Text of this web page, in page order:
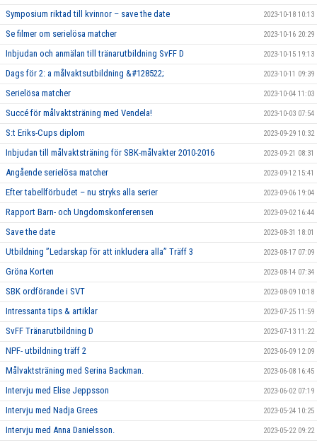
Symposium riktad till kvinnor – save the date 2023-10-18 10:13
Se filmer om serielösa matcher 2023-10-16 20:29
Inbjudan och anmälan till tränarutbildning SvFF D 2023-10-15 19:13
Dags för 2: a målvaktsutbildning &#128522; 2023-10-11 09:39
Serielösa matcher 2023-10-04 11:03
Succé för målvaktsträning med Vendela! 2023-10-03 07:54
S:t Eriks-Cups diplom 2023-09-29 10:32
Inbjudan till målvaktsträning för SBK-målvakter 2010-2016 2023-09-21 08:31
Angående serielösa matcher 2023-09-12 15:41
Efter tabellförbudet – nu stryks alla serier 2023-09-06 19:04
Rapport Barn- och Ungdomskonferensen 2023-09-02 16:44
Save the date 2023-08-31 18:01
Utbildning ”Ledarskap för att inkludera alla” Träff 3 2023-08-17 07:09
Gröna Korten 2023-08-14 07:34
SBK ordförande i SVT 2023-08-09 10:18
Intressanta tips & artiklar 2023-07-25 11:59
SvFF Tränarutbildning D 2023-07-13 11:22
NPF- utbildning träff 2 2023-06-09 12:09
Målvaktsträning med Serina Backman. 2023-06-08 16:45
Intervju med Elise Jeppsson 2023-06-02 07:19
Intervju med Nadja Grees 2023-05-24 10:25
Intervju med Anna Danielsson. 2023-05-22 09:22